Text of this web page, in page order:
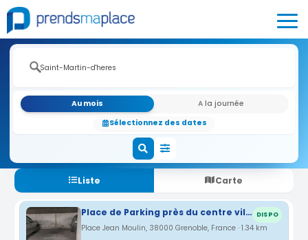
Au mois
A la journée
Sélectionnez des dates
Liste Carte
Place de Parking près du centre ville DISPO
Place Jean Moulin, 38000 Grenoble, France · 1.34 km